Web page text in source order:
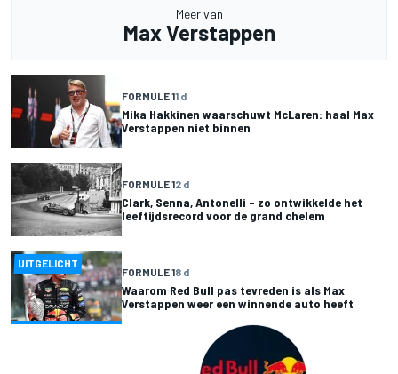
Meer van
Max Verstappen
FORMULE 11 d
Mika Hakkinen waarschuwt McLaren: haal Max
Verstappen niet binnen
FORMULE 12 d
Clark, Senna, Antonelli – zo ontwikkelde het
leeftijdsrecord voor de grand chelem
UITGELICHT
FORMULE 18 d
Waarom Red Bull pas tevreden is als Max
Verstappen weer een winnende auto heeft